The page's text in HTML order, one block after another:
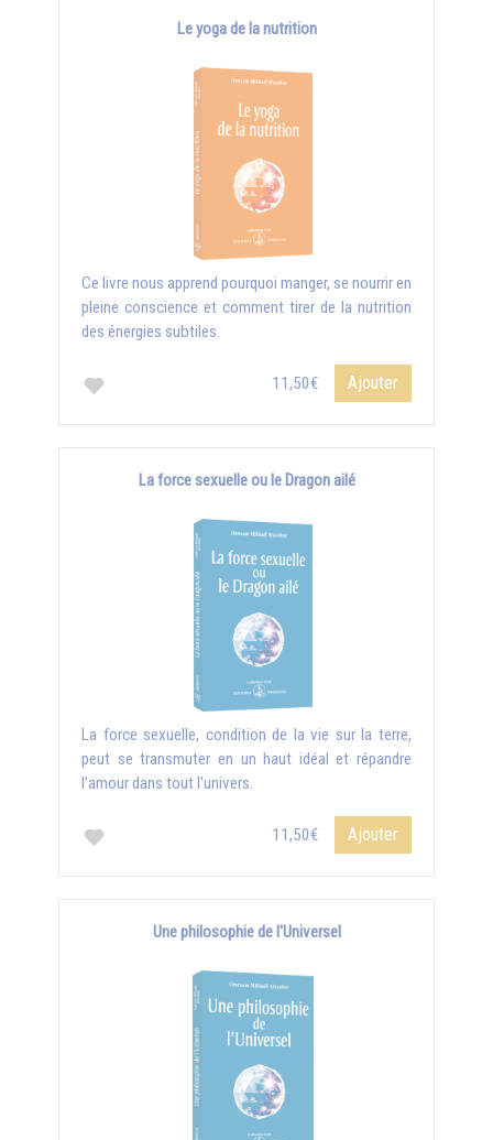
Le yoga de la nutrition
Ce livre nous apprend pourquoi manger, se nourrir en
pleine conscience et comment tirer de la nutrition
des énergies subtiles.
11,50€ Ajouter
La force sexuelle ou le Dragon ailé
La force sexuelle, condition de la vie sur la terre,
peut se transmuter en un haut idéal et répandre
l'amour dans tout l'univers.
11,50€ Ajouter
Une philosophie de l'Universel